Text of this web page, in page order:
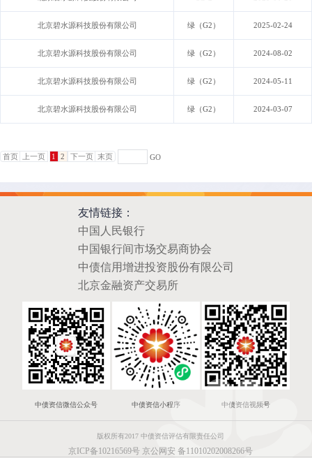
北京碧水源科技股份有限公司 绿（G2） 2025-02-24
北京碧水源科技股份有限公司 绿（G2） 2024-08-02
北京碧水源科技股份有限公司 绿（G2） 2024-05-11
北京碧水源科技股份有限公司 绿（G2） 2024-03-07
首页 上一页 1 2 下一页 末页 GO
友情链接：
中国人民银行
中国银行间市场交易商协会
中债信用增进投资股份有限公司
北京金融资产交易所
中债资信微信公众号 中债资信小程序 中债资信视频号
版权所有2017 中债资信评估有限责任公司
京ICP备10216569号 京公网安 备11010202008266号